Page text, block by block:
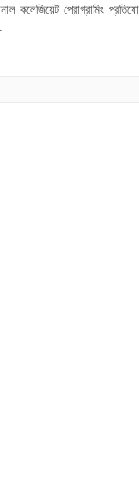
কলেজিয়েট প্রোগ্রামিং